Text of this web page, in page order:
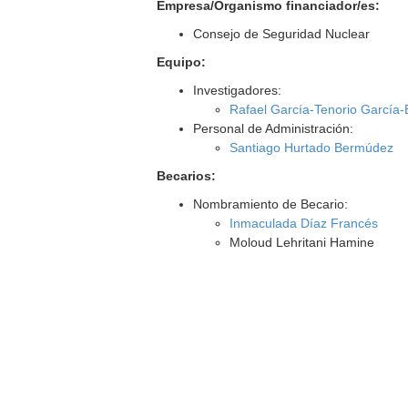
Empresa/Organismo financiador/es:
Consejo de Seguridad Nuclear
Equipo:
Investigadores:
Rafael García-Tenorio García-
Personal de Administración:
Santiago Hurtado Bermúdez
Becarios:
Nombramiento de Becario:
Inmaculada Díaz Francés
Moloud Lehritani Hamine